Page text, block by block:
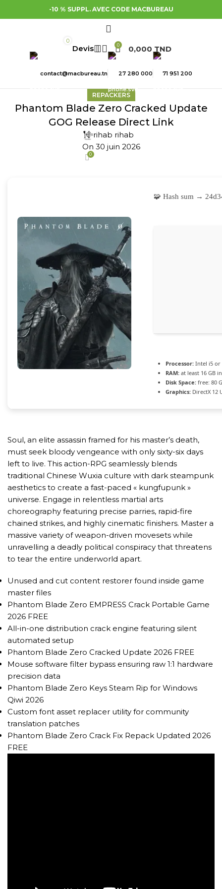
-10 % SUPPL. AVEC CODE MACBUREAU
0
0 0,000 TND
contact@macbureau.tn 27 280 000 71 951 200
REPACKERS
Phantom Blade Zero Cracked Update
GOG Release Direct Link
rihab rihab
On 30 juin 2026
0
🧩 Hash sum →
Processor: Intel i5 or
RAM: at least 16 GB
Disk Space: free: 80
Graphics: DirectX 12
Soul, an elite assassin framed for his master’s death,
must seek bloody vengeance with only sixty-six days
left to live. This action-RPG seamlessly blends
traditional Chinese Wuxia culture with dark steampunk
aesthetics to create a fast-paced « kungfupunk »
universe. Engage in relentless martial arts
choreography featuring precise parries, rapid-fire
chained strikes, and highly cinematic finishers. Master a
massive variety of weapon-driven movesets while
unravelling a deadly political conspiracy that threatens
to tear the entire underworld apart.
Unused and cut content restorer found inside game
master files
Phantom Blade Zero EMPRESS Crack Portable Game
2026 FREE
All-in-one distribution crack engine featuring silent
automated setup
Phantom Blade Zero Cracked Update 2026 FREE
Mouse software filter bypass ensuring raw 1:1 hardware
precision data
Phantom Blade Zero Keys Steam Rip for Windows
Qiwi 2026
Custom font asset replacer utility for community
translation patches
Phantom Blade Zero Crack Fix Repack Updated 2026
FREE